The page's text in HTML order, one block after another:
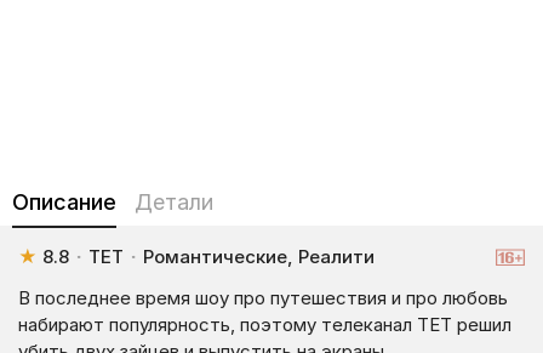
Описание Детали
★ 8.8 · ТЕТ · Романтические, Реалити
В последнее время шоу про путешествия и про любовь
набирают популярность, поэтому телеканал ТЕТ решил